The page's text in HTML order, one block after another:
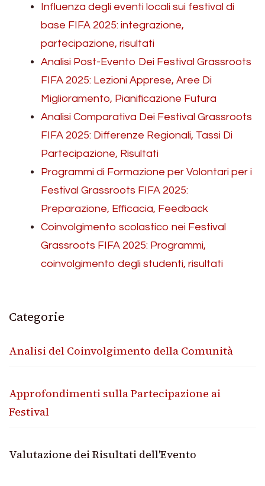
Influenza degli eventi locali sui festival di
base FIFA 2025: integrazione,
partecipazione, risultati
Analisi Post-Evento Dei Festival Grassroots
FIFA 2025: Lezioni Apprese, Aree Di
Miglioramento, Pianificazione Futura
Analisi Comparativa Dei Festival Grassroots
FIFA 2025: Differenze Regionali, Tassi Di
Partecipazione, Risultati
Programmi di Formazione per Volontari per i
Festival Grassroots FIFA 2025:
Preparazione, Efficacia, Feedback
Coinvolgimento scolastico nei Festival
Grassroots FIFA 2025: Programmi,
coinvolgimento degli studenti, risultati
Categorie
Analisi del Coinvolgimento della Comunità
Approfondimenti sulla Partecipazione ai
Festival
Valutazione dei Risultati dell'Evento